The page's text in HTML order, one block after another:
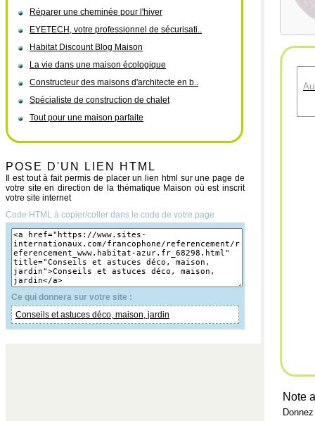
Réparer une cheminée pour l'hiver
EYETECH, votre professionnel de sécurisati..
Habitat Discount Blog Maison
La vie dans une maison écologique
Constructeur des maisons d'architecte en b..
Spécialiste de construction de chalet
Tout pour une maison parfaite
POSE D'UN LIEN HTML
Il est tout à fait permis de placer un lien html sur une page de
votre site en direction de la thématique Maison où est inscrit
votre site internet
Code HTML à copier/coller dans le code de votre page
Ce qui donnera sur votre site :
Conseils et astuces déco, maison, jardin
Note